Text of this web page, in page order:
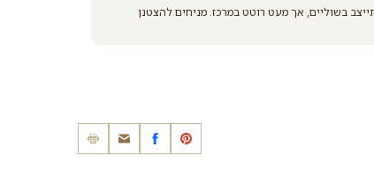
והקרם מתייצב בשוליים, אך מעט רוטט במרכז. מניחים להצטנן